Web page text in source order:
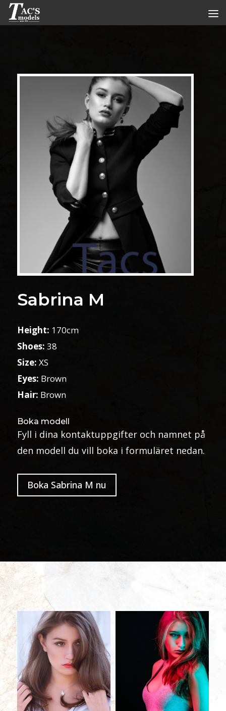
Sabrina M
Height: 170cm
Shoes: 38
Size: XS
Eyes: Brown
Hair: Brown
Boka modell
Fyll i dina kontaktuppgifter och namnet på
den modell du vill boka i formuläret nedan.
Boka Sabrina M nu